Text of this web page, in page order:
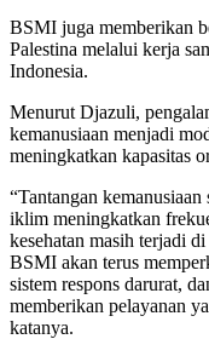
BSMI juga memberikan
Palestina melalui kerja
Indonesia.
Menurut Djazuli,
kemanusiaan menjadi
meningkatkan kapasitas
“Tantangan
iklim meningkatkan
kesehatan masih terjadi
BSMI akan terus
sistem respons darurat,
memberikan pelayanan
katanya.